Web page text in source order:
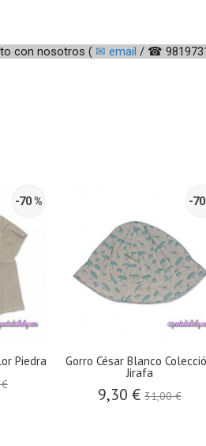
con nosotros ( ✉ email / ☎
-70 %
Piedra
-
Gorro César Blanco
Jirafa
9,30 € 31,00 €